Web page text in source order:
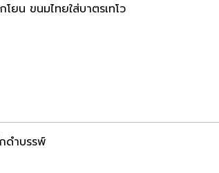
ยน ขนมไทยใส่บาตรเทโว
ดำบรรพ์